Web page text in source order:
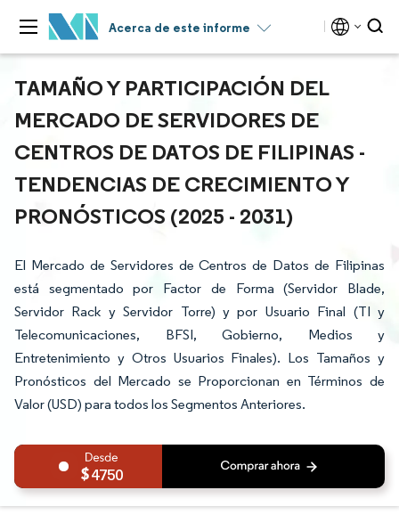
Acerca de este informe
TAMAÑO Y PARTICIPACIÓN DEL
MERCADO DE SERVIDORES DE
CENTROS DE DATOS DE FILIPINAS -
TENDENCIAS DE CRECIMIENTO Y
PRONÓSTICOS (2025 - 2031)
El Mercado de Servidores de Centros de Datos de Filipinas
está segmentado por Factor de Forma (Servidor Blade,
Servidor Rack y Servidor Torre) y por Usuario Final (TI y
Telecomunicaciones, BFSI, Gobierno, Medios y
Entretenimiento y Otros Usuarios Finales). Los Tamaños y
Pronósticos del Mercado se Proporcionan en Términos de
Valor (USD) para todos los Segmentos Anteriores.
4750